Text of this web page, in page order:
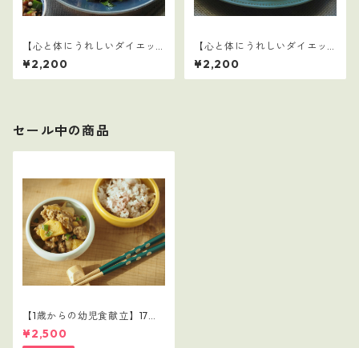
【心と体にうれしいダイエッ
トおかず10選】5
¥2,200
【心と体にうれしいダイエッ
トおかず10選】4
¥2,200
セール中の商品
【1歳からの幼児食献立】17レ
シピつき
¥2,500